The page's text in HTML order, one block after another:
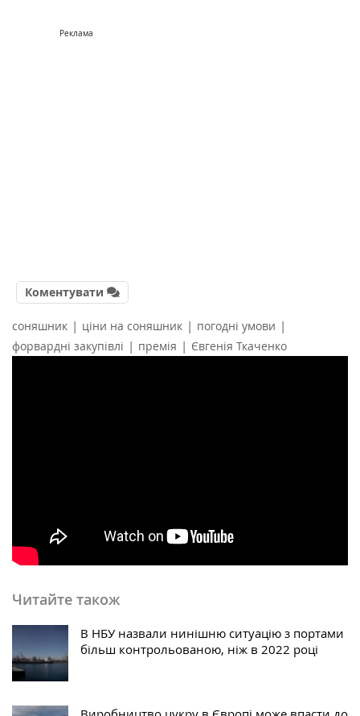
Реклама
Коментувати
соняшник | ціни на соняшник | погодні умови |
форвардні закупівлі | премія | Євгенія Ткаченко
Читайте також
В НБУ назвали нинішню ситуацію з портами
більш контрольованою, ніж в 2022 році